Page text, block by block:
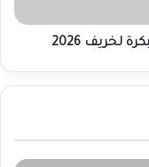
لخريف 2026